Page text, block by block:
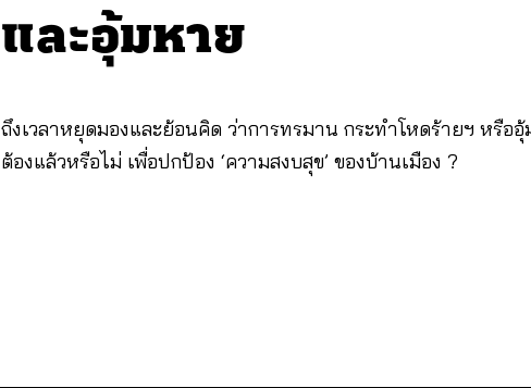
และอุ้มหาย
ถึงเวลาหยุดมองและย้อนคิด ว่าการทรมาน กระทำโหดร้ายฯ หรืออุ้
ต้องแล้วหรือไม่ เพื่อปกป้อง ‘ความสงบสุข’ ของบ้านเมือง ?